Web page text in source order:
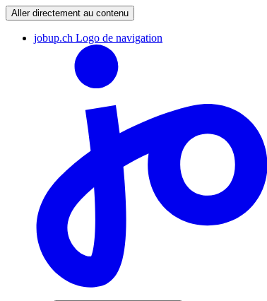
Aller directement au contenu
jobup.ch Logo de navigation